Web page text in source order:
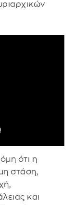
ότι η
στάση,
και